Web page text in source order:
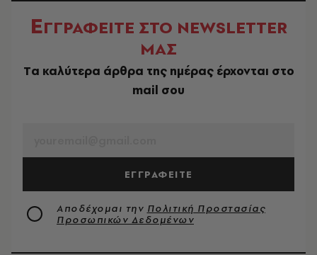
ΕΓΓΡΑΦΕΙΤΕ ΣΤΟ NEWSLETTER
ΜΑΣ
Tα καλύτερα άρθρα της ημέρας έρχονται στο
mail σου
ΕΓΓΡΑΦΕΙΤΕ
Αποδέχομαι την Πολιτική Προστασίας
Προσωπικών Δεδομένων